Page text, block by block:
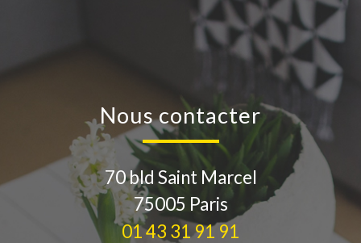
nous contacter
70 bld Saint Marcel
75005 Paris
01 43 31 91 91